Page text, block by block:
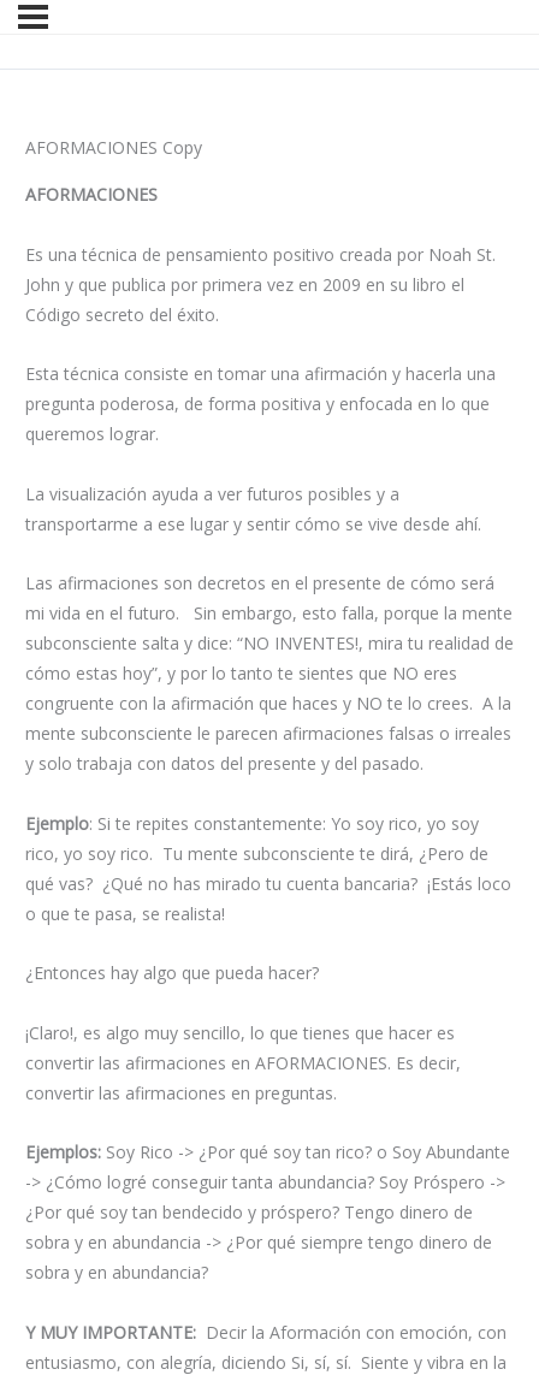
AFORMACIONES Copy
AFORMACIONES
Es una técnica de pensamiento positivo creada por Noah St.
John y que publica por primera vez en 2009 en su libro el
Código secreto del éxito.
Esta técnica consiste en tomar una afirmación y hacerla una
pregunta poderosa, de forma positiva y enfocada en lo que
queremos lograr.
La visualización ayuda a ver futuros posibles y a
transportarme a ese lugar y sentir cómo se vive desde ahí.
Las afirmaciones son decretos en el presente de cómo será
mi vida en el futuro. Sin embargo, esto falla, porque la mente
subconsciente salta y dice: “NO INVENTES!, mira tu realidad de
cómo estas hoy”, y por lo tanto te sientes que NO eres
congruente con la afirmación que haces y NO te lo crees. A la
mente subconsciente le parecen afirmaciones falsas o irreales
y solo trabaja con datos del presente y del pasado.
Ejemplo: Si te repites constantemente: Yo soy rico, yo soy
rico, yo soy rico. Tu mente subconsciente te dirá, ¿Pero de
qué vas? ¿Qué no has mirado tu cuenta bancaria? ¡Estás loco
o que te pasa, se realista!
¿Entonces hay algo que pueda hacer?
¡Claro!, es algo muy sencillo, lo que tienes que hacer es
convertir las afirmaciones en AFORMACIONES. Es decir,
convertir las afirmaciones en preguntas.
Ejemplos: Soy Rico -> ¿Por qué soy tan rico? o Soy Abundante
-> ¿Cómo logré conseguir tanta abundancia? Soy Próspero ->
¿Por qué soy tan bendecido y próspero? Tengo dinero de
sobra y en abundancia -> ¿Por qué siempre tengo dinero de
sobra y en abundancia?
Y MUY IMPORTANTE: Decir la Aformación con emoción, con
entusiasmo, con alegría, diciendo Si, sí, sí. Siente y vibra en la